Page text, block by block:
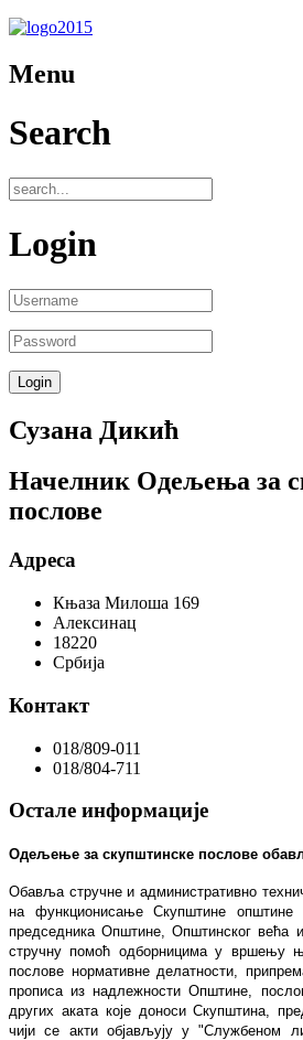
Menu
Search
Login
Сузана Дикић
Начелник Одељења за
послове
Адреса
Књаза Милоша 169
Алексинац
18220
Србија
Контакт
018/809-011
018/804-711
Остале информације
Одељење за скупштинске послове
Обавља стручне и административно
на функционисање Скупштине општине
председника Општине, Општинског већа
стручну помоћ одборницима у вршењу
послове нормативне делатности,
прописа из надлежности Општине,
других аката које доноси Скупштина,
чији се акти објављују у "Службеном